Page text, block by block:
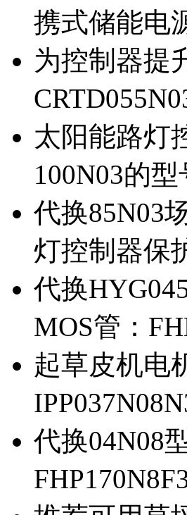
携式储能电
为控制器提
太阳能路灯
100N03的型
代换85N03
灯控制器保
代换
MOS管：
起草皮机电
代换04N08